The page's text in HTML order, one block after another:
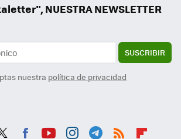
NUESTRA NEWSLETTER
SUSCRIBIR
nuestra política de privacidad